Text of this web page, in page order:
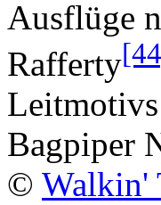
Ausflüge
Rafferty
Bagpiper
© Walkin'